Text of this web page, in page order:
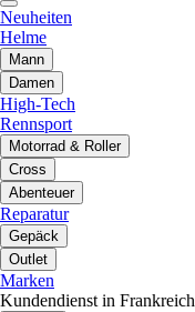
Neuheiten
Helme
Mann
Damen
High-Tech
Rennsport
Motorrad & Roller
Cross
Abenteuer
Reparatur
Gepäck
Outlet
Marken
Kundendienst in Frankreich